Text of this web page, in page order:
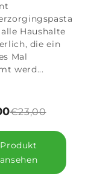
Haushalte
die ein
Mal
werd...
€23,00
Produkt
ansehen